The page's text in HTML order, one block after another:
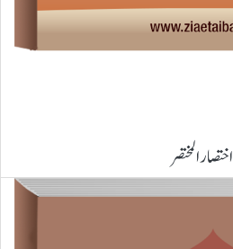
اختصار المختصر